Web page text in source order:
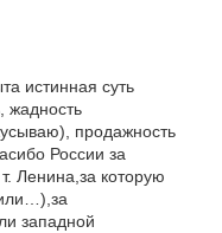
истинная суть
жадность
продажность
России за
Ленина,за которую
западной